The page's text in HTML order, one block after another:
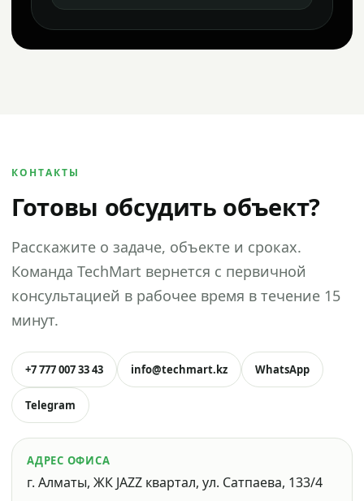
КОНТАКТЫ
Готовы обсудить объект?
Расскажите о задаче, объекте и сроках.
Команда TechMart вернется с первичной
консультацией в рабочее время в течение 15
минут.
+7 777 007 33 43 info@techmart.kz WhatsApp
Telegram
АДРЕС ОФИСА
г. Алматы, ЖК JAZZ квартал, ул. Сатпаева, 133/4